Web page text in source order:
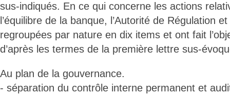
sus-indiqués. En ce qui concerne les actions
l’équilibre de la banque, l’Autorité de Régulation
regroupées par nature en dix items et ont fait
d’après les termes de la première lettre sus-
Au plan de la gouvernance.
- séparation du contrôle interne permanent et